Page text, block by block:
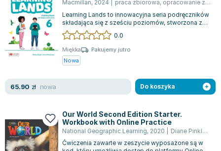
Leszek Czarnecki
Joanna Racewicz
Maria Seweryn
Janina Zającówna
Anna Prus (oprac.)
Nela Mała Reporterka
Barbara Wrzesińska
Terry Pratchett
Virginia Woolf
Macmillan, 2024 praca zbiorowa, opracowanie zbiorowe
Learning Lands to innowacyjna seria podręczników
składająca się z sześciu poziomów, stworzona z
myślą o szkołach językowych oraz p...
0.0
Miękka
Pakujemy jutro
Nowa
65.90 zł nowa Do koszyka
Our World Second Edition Starter.
Workbook with Online Practice
National Geographic Learning, 2020 Diane Pinkley
Ćwiczenia zawarte w zeszycie wyposażone są w